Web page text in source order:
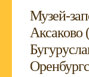
Музей-
Аксаково